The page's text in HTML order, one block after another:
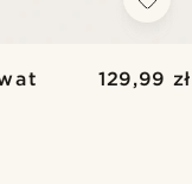
129,99 zł